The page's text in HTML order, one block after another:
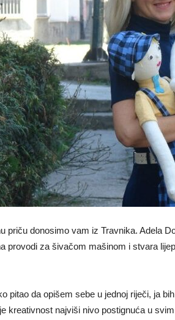
priču donosimo vam iz Travnika. Adela
provodi za šivačom mašinom i stvara
pitao da opišem sebe u jednoj riječi, ja
kreativnost najviši nivo postignuća u